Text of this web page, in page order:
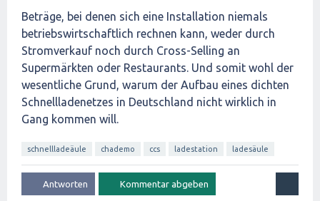
Beträge, bei denen sich eine Installation niemals
betriebswirtschaftlich rechnen kann, weder durch
Stromverkauf noch durch Cross-Selling an
Supermärkten oder Restaurants. Und somit wohl der
wesentliche Grund, warum der Aufbau eines dichten
Schnellladenetzes in Deutschland nicht wirklich in
Gang kommen will.
schnellladeäule chademo ccs ladestation ladesäule